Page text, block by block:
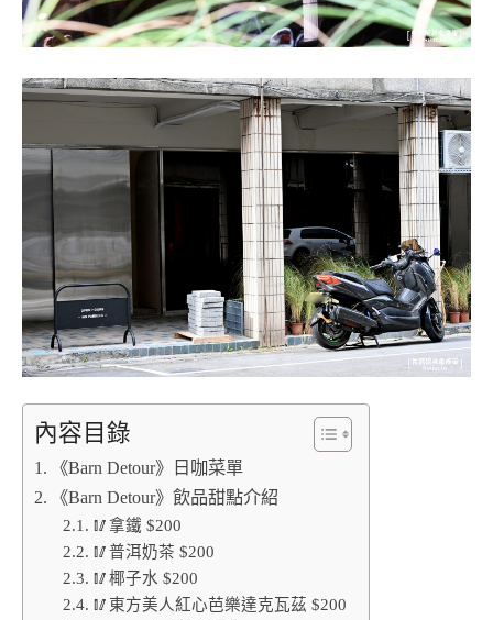
內容目錄
《Barn Detour》日咖菜單
《Barn Detour》飲品甜點介紹
🥢拿鐵 $200
🥢普洱奶茶 $200
🥢椰子水 $200
🥢東方美人紅心芭樂達克瓦茲 $200